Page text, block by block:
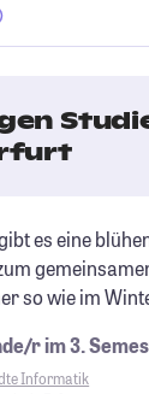
es eine
so wie im
r im 3.
Informatik